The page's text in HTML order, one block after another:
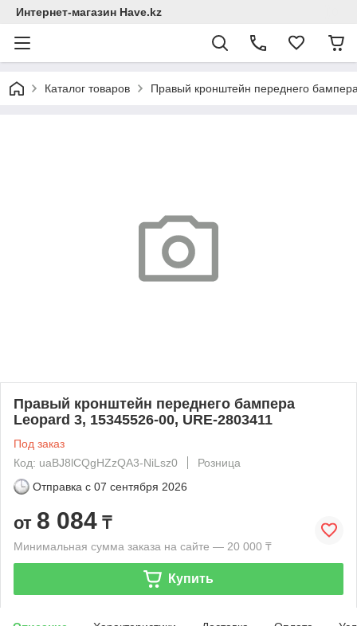
Интернет-магазин Have.kz
Каталог товаров Правый кронштейн переднего
Правый кронштейн переднего бампера
Leopard 3, 15345526-00, URE-2803411
Под заказ
Код: uaBJ8lCQgHZzQA3-NiLsz0
Розница
Отправка с 07 сентября 2026
от 8 084 ₸
Минимальная сумма заказа на сайте — 20 000 ₸
Купить